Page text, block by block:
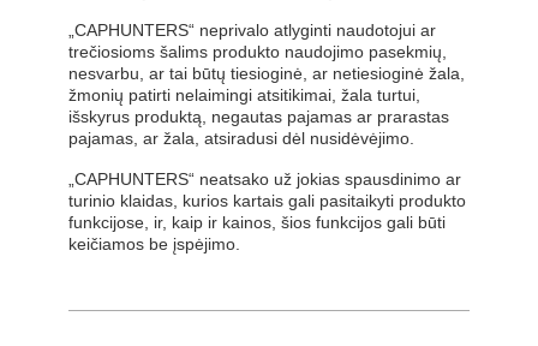
„CAPHUNTERS“ neprivalo atlyginti naudotojui ar
trečiosioms šalims produkto naudojimo pasekmių,
nesvarbu, ar tai būtų tiesioginė, ar netiesioginė žala,
žmonių patirti nelaimingi atsitikimai, žala turtui,
išskyrus produktą, negautas pajamas ar prarastas
pajamas, ar žala, atsiradusi dėl nusidėvėjimo.
„CAPHUNTERS“ neatsako už jokias spausdinimo ar
turinio klaidas, kurios kartais gali pasitaikyti produkto
funkcijose, ir, kaip ir kainos, šios funkcijos gali būti
keičiamos be įspėjimo.